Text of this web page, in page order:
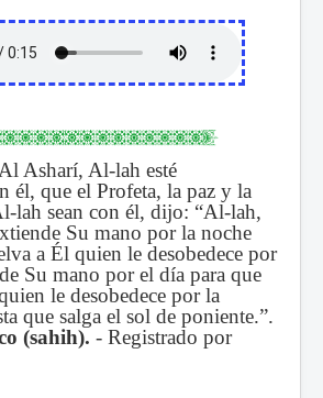
Asharí, Al-lah esté
él, que el Profeta, la paz y la
lah sean con él, dijo: “Al-lah,
Su mano por la noche
a Él quien le desobedece por
Su mano por el día para que
le desobedece por la
que salga el sol de poniente.”.
(sahih). - Registrado por